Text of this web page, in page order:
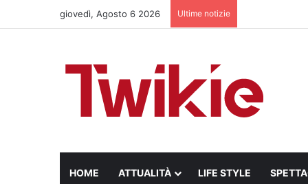
giovedì, Agosto 6 2026 Ultime notizie
HOME ATTUALITÀ LIFE STYLE